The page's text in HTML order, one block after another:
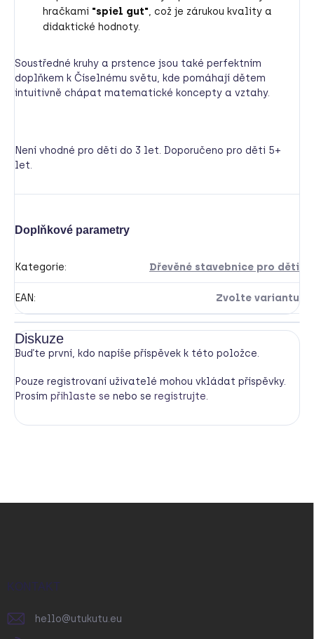
hračkami "spiel gut", což je zárukou kvality a
didaktické hodnoty.
Soustředné kruhy a prstence jsou také perfektním
doplňkem k Číselnému světu, kde pomáhají dětem
intuitivně chápat matematické koncepty a vztahy.
Není vhodné pro děti do 3 let. Doporučeno pro děti 5+
let.
Doplňkové parametry
Kategorie: Dřevěné stavebnice pro děti
EAN: Zvolte variantu
Diskuze
Buďte první, kdo napíše příspěvek k této položce.
Pouze registrovaní uživatelé mohou vkládat příspěvky.
Prosím přihlaste se nebo se registrujte.
KONTAKT
hello@utukutu.eu